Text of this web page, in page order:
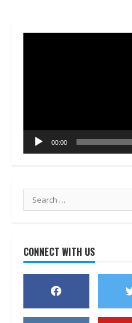
00:00
Search
for:
CONNECT WITH US